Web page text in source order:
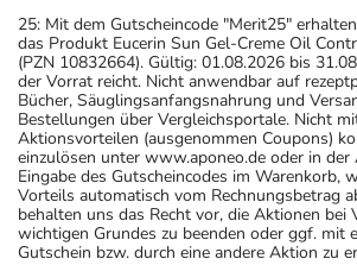
25: Mit dem Gutscheincode "Merit25"
das Produkt Eucerin Sun Gel-Creme Oil
(PZN 10832664). Gültig: 01.08.2026 bis
der Vorrat reicht. Nicht anwendbar auf
Bücher, Säuglingsanfangsnahrung und
Bestellungen über Vergleichsportale. Nicht
Aktionsvorteilen (ausgenommen Coupons)
einzulösen unter www.aponeo.de oder in der
Eingabe des Gutscheincodes im Warenkorb,
Vorteils automatisch vom Rechnungsbetrag
behalten uns das Recht vor, die Aktionen bei
wichtigen Grundes zu beenden oder ggf. mit
Gutschein bzw. durch eine andere Aktion zu